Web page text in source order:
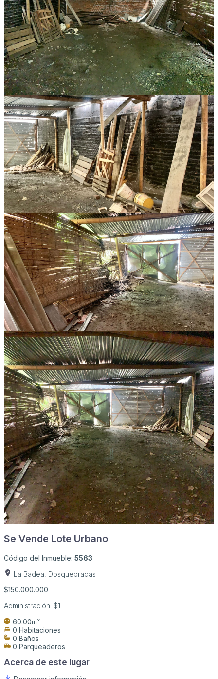
Se Vende Lote Urbano
Código del Inmueble: 5563
La Badea, Dosquebradas
$150.000.000
Administración: $1
60.00m²
0 Habitaciones
0 Baños
0 Parqueaderos
Acerca de este lugar